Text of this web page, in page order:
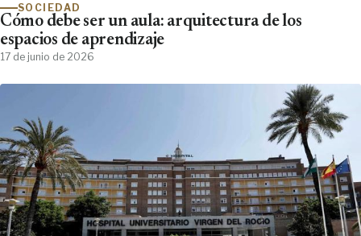
SOCIEDAD
Cómo debe ser un aula: arquitectura de los
espacios de aprendizaje
17 de junio de 2026